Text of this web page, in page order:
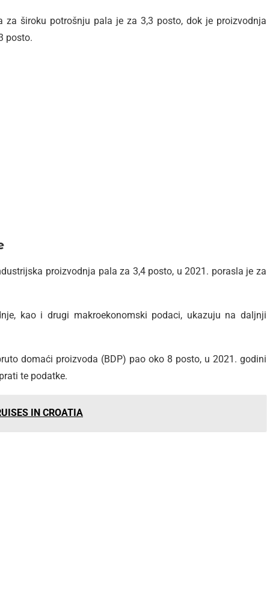
za široku potrošnju pala je za 3,3 posto, dok je proizvodnja
posto.
proizvodnja pala za 3,4 posto, u 2021. porasla je za
kao i drugi makroekonomski podaci, ukazuju na daljnji
domaći proizvoda (BDP) pao oko 8 posto, u 2021. godini
te podatke.
IN CROATIA